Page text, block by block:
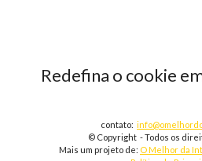
Redefina o cookie
contato:
© Copyright - Todos os
Mais um projeto de: O Melhor da